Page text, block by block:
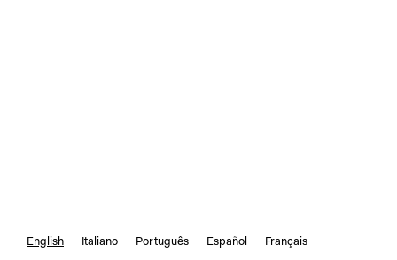
English Italiano Português Español Français